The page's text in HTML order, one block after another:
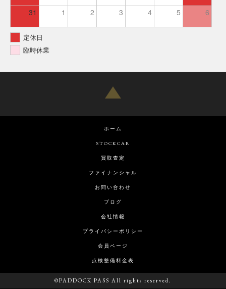
31 1 2 3 4 5 6
定休日
臨時休業
ホーム
STOCKCAR
買取査定
ファイナンシャル
お問い合わせ
ブログ
会社情報
プライバシーポリシー
会員ページ
点検整備料金表
©PADDOCK PASS All rights reserved.